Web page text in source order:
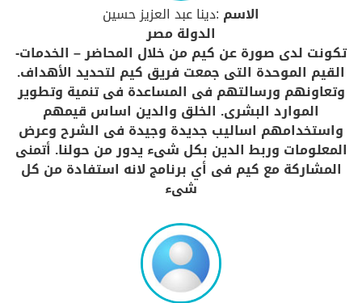
الاسم :دينا عبد العزيز حسين
الدولة مصر
تكونت لدى صورة عن كيم من خلال المحاضر – الخدمات-
القيم الموحدة التى جمعت فريق كيم لتحديد الأهداف.
وتعاونهم ورسالتهم فى المساعدة فى تنمية وتطوير
الموارد البشرى. الخلق والدين اساس قيمهم
واستخدامهم اساليب جديدة وجيدة فى الشرح وعرض
المعلومات وربط الدين بكل شىء يدور من حولنا. أتمنى
المشاركة مع كيم فى أي برنامج لانه استفادة من كل
شىء